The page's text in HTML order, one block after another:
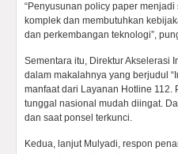
“Penyusunan policy paper
komplek dan membutuhkan
dan perkembangan teknologi”,
Sementara itu, Direktur Akselerasi
dalam makalahnya yang berjudul
manfaat dari Layanan Hotline 112.
tunggal nasional mudah diingat.
dan saat ponsel terkunci.
Kedua, lanjut Mulyadi, respon